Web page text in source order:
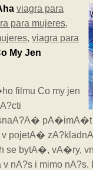
viagra para
para mujeres,
, viagra para
My Jen
filmu Co my jen
pA�imA�t
v pojetA�
se bytA�, vA�ry,
nA?s i mimo